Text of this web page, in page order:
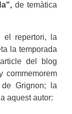
de temàtica
el repertori, la
la temporada
del blog
commemorem
Grignon; la
aquest autor: